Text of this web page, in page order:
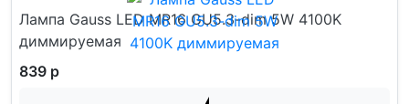
Лампа Gauss LED MR16 GU5.3-dim 5W 4100K
диммируемая
839 р